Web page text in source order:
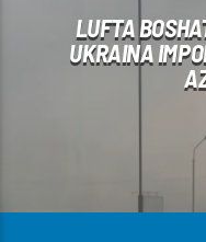
LUFTA
UKRAINA